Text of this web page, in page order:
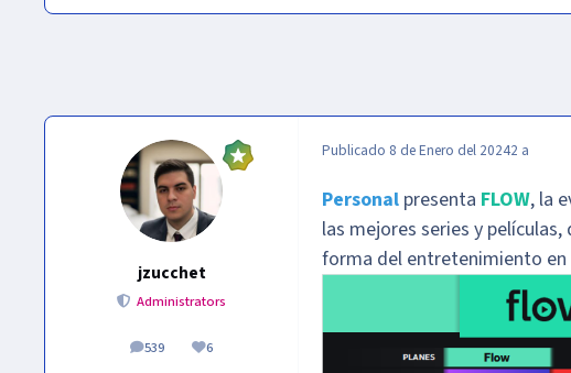
jzucchet
Administrators
539
publicaciones
6
Reputación
Publicado 8 de Enero del 20242 a
Personal presenta FLOW, la
las mejores series y
forma del entretenimiento en